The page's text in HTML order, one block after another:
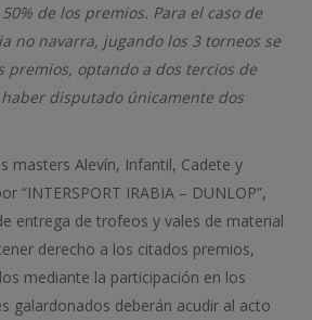
de los premios. Para el caso de
no navarra, jugando los 3 torneos se
premios, optando a dos tercios de
disputado únicamente dos
masters Alevín, Infantil, Cadete y
“INTERSPORT IRABIA – DUNLOP”,
entrega de trofeos y vales de material
derecho a los citados premios,
mediante la participación en los
galardonados deberán acudir al acto